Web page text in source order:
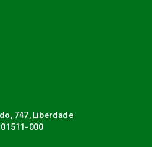
747, Liberdade
01511-000